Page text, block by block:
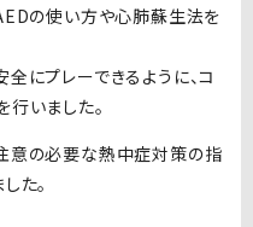
の使い方や心肺蘇生法を
にプレーできるように、コ
いました。
意の必要な熱中症対策の指
た。